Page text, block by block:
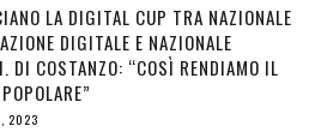
LA DIGITAL CUP TRA NAZIONALE
DIGITALE E NAZIONALE
DI COSTANZO: “COSÌ RENDIAMO IL
2023